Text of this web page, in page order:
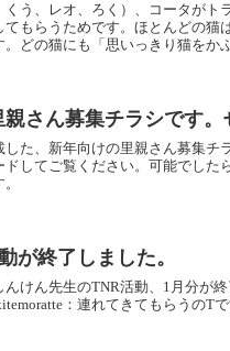
くう、レオ、ろく）、コータがト
てもらうためです。ほとんどの猫
どの猫にも「思いっきり猫をかぶ
親さん募集チラシです。
した、新年向けの里親さん募集チ
ドしてご覧ください。可能でした
が終了しました。
けん先生のTNR活動、1月分が
：連れてきてもらうのT